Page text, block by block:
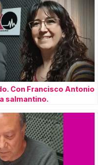
Con Francisco Antonio
salmantino.